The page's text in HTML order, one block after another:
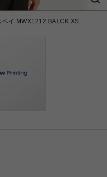
イ MWX1212 BALCK XS